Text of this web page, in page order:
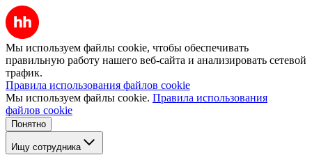
Мы используем файлы cookie, чтобы обеспечивать
правильную работу нашего веб-сайта и анализировать сетевой
трафик.
Правила использования файлов cookie
Мы используем файлы cookie. Правила использования
файлов cookie
Понятно
Ищу сотрудника